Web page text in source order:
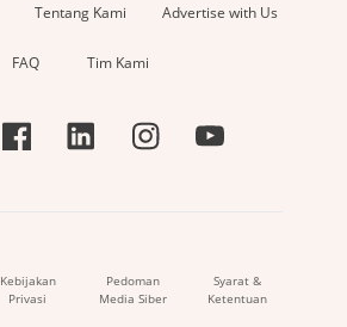
Tentang Kami Advertise with Us
FAQ Tim Kami
Kebijakan
Privasi
Pedoman
Media Siber
Syarat &
Ketentuan